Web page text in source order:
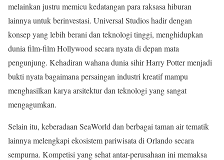
melainkan justru memicu kedatangan para raksasa hiburan
lainnya untuk berinvestasi. Universal Studios hadir dengan
konsep yang lebih berani dan teknologi tinggi, menghidupkan
dunia film-film Hollywood secara nyata di depan mata
pengunjung. Kehadiran wahana dunia sihir Harry Potter menjadi
bukti nyata bagaimana persaingan industri kreatif mampu
menghasilkan karya arsitektur dan teknologi yang sangat
mengagumkan.
Selain itu, keberadaan SeaWorld dan berbagai taman air tematik
lainnya melengkapi ekosistem pariwisata di Orlando secara
sempurna. Kompetisi yang sehat antar-perusahaan ini memaksa